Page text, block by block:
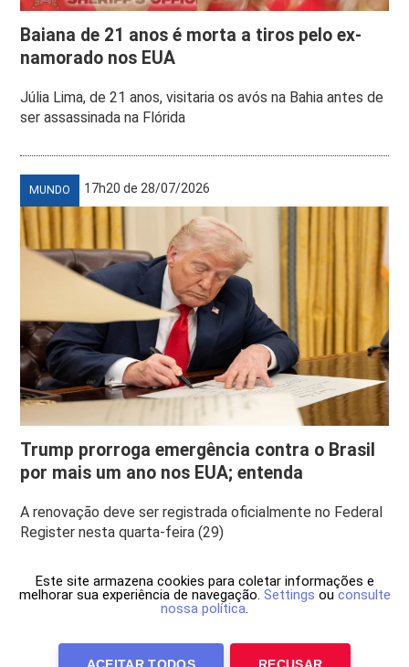
Baiana de 21 anos é morta a tiros pelo ex-
namorado nos EUA
Júlia Lima, de 21 anos, visitaria os avós na Bahia antes de
ser assassinada na Flórida
MUNDO 17h20 de 28/07/2026
Trump prorroga emergência contra o Brasil
por mais um ano nos EUA; entenda
A renovação deve ser registrada oficialmente no Federal
Register nesta quarta-feira (29)
Este site armazena cookies para coletar informações e
melhorar sua experiência de navegação. Settings ou consulte
nossa política.